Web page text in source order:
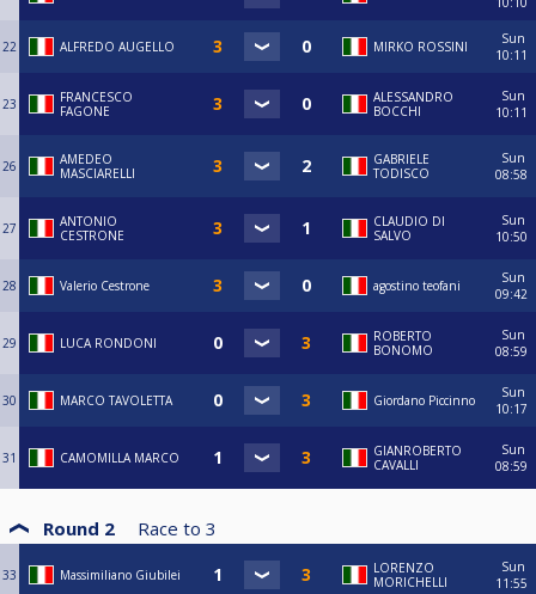
22 ALFREDO AUGELLO MIRKO ROSSINI
Sun
10:11
23
FRANCESCO
FAGONE
ALESSANDRO
BOCCHI
Sun
10:11
26
AMEDEO
MASCIARELLI
GABRIELE
TODISCO
Sun
08:58
27
ANTONIO
CESTRONE
CLAUDIO DI
SALVO
Sun
10:50
28 Valerio Cestrone agostino teofani
Sun
09:42
29 LUCA RONDONI
ROBERTO
BONOMO
Sun
08:59
30 MARCO TAVOLETTA Giordano Piccinno
Sun
10:17
31 CAMOMILLA MARCO
GIANROBERTO
CAVALLI
Sun
08:59
Round 2 Race to 3
33 Massimiliano Giubilei
LORENZO
MORICHELLI
Sun
11:55